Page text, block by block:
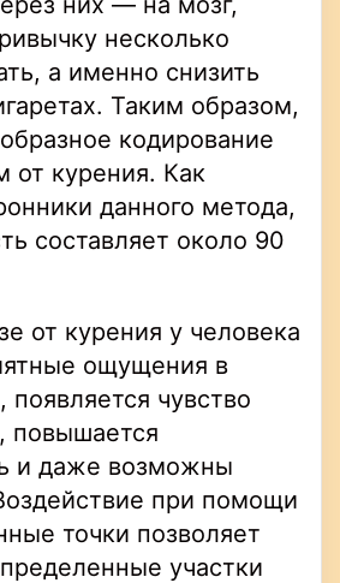
несколько
а именно снизить
Таким образом,
кодирование
от курения. Как
данного метода,
составляет около 90
от курения у человека
ощущения в
появляется чувство
повышается
и даже возможны
при помощи
точки позволяет
участки